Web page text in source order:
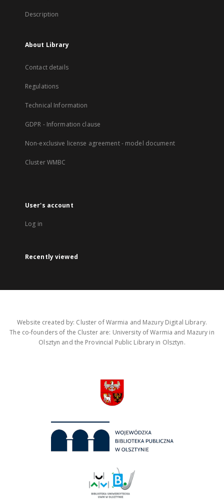
Description
About Library
Contact details
Regulations
Technical Information
GDPR - Information clause
Non-exclusive license agreement - model document
Cluster WMBC
User's account
Log in
Recently viewed
Website created by: Cluster of Warmia and Mazury Digital Library.
The co-founders of the Cluster are: University of Warmia and Mazury in
Olsztyn and the Provincial Public Library in Olsztyn.